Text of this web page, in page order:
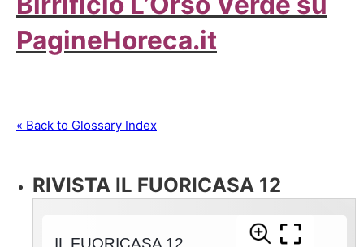
PagineHoreca.it
« Back to Glossary Index
RIVISTA IL FUORICASA 12